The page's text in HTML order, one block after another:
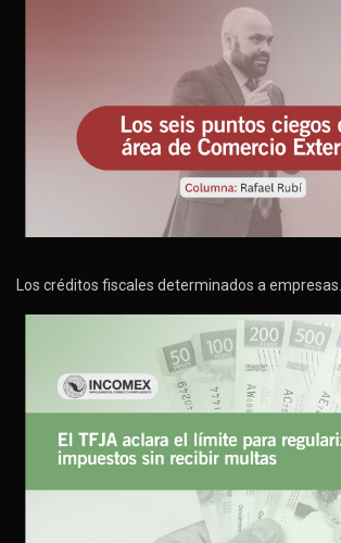
Los créditos fiscales determinados a empresas…